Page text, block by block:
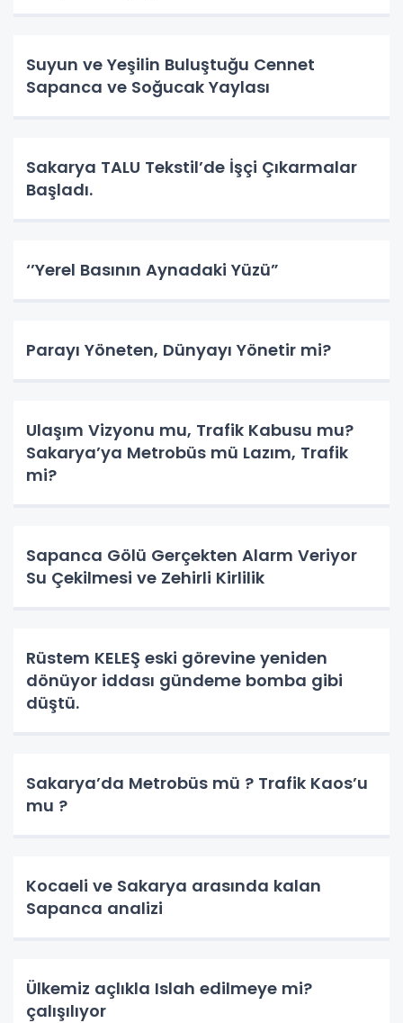
Suyun ve Yeşilin Buluştuğu Cennet
Sapanca ve Soğucak Yaylası
Sakarya TALU Tekstil’de İşçi Çıkarmalar
Başladı.
‘’Yerel Basının Aynadaki Yüzü”
Parayı Yöneten, Dünyayı Yönetir mi?
Ulaşım Vizyonu mu, Trafik Kabusu mu?
Sakarya’ya Metrobüs mü Lazım, Trafik
mi?
Sapanca Gölü Gerçekten Alarm Veriyor
Su Çekilmesi ve Zehirli Kirlilik
Rüstem KELEŞ eski görevine yeniden
dönüyor iddası gündeme bomba gibi
düştü.
Sakarya’da Metrobüs mü ? Trafik Kaos’u
mu ?
Kocaeli ve Sakarya arasında kalan
Sapanca analizi
Ülkemiz açlıkla Islah edilmeye mi?
çalışılıyor